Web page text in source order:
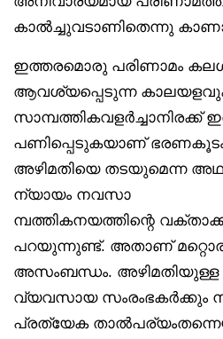
കാൽച്ചുവടാണിതെന്നു
ഇത്തരമൊരു പരിണാമം
ആവശ്യപ്പെടുന്ന
സാമ്പത്തികവളർച്ചാനിരക്ക്
പണിപ്പെടുകയാണ്
അഴിമതിയെ തടയുമെന്ന
ന്യായം നവസാ
മ്പത്തികനയത്തിന്റെ
പറയുന്നുണ്ട്. അതാണ് മറ്റൊരു
അസംബന്ധം. അഴിമതിയുള്ള
വ്യവസായ സംരംഭകർക്കും
പ്രത്യേക